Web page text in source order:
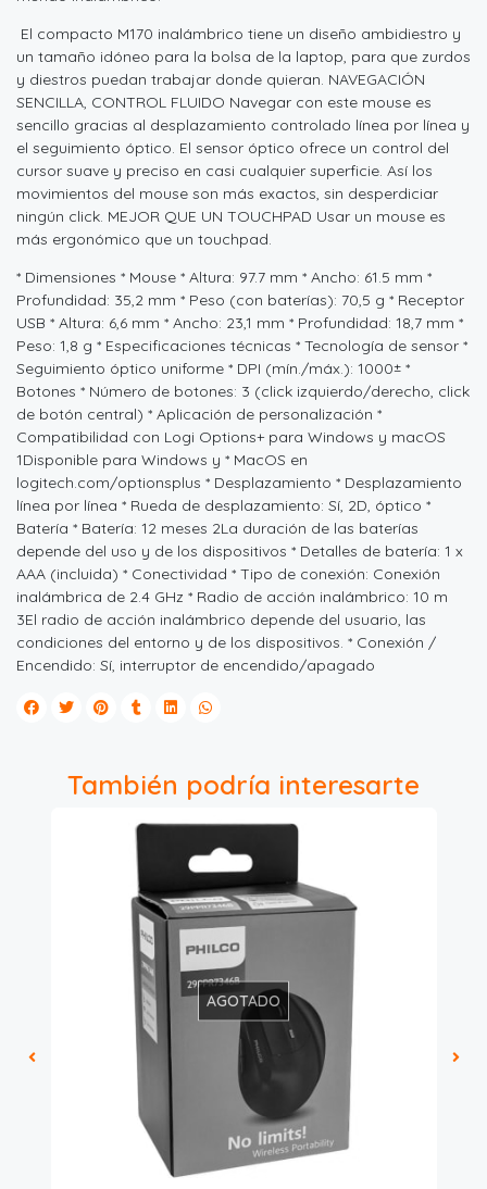
El compacto M170 inalámbrico tiene un diseño ambidiestro y
un tamaño idóneo para la bolsa de la laptop, para que zurdos
y diestros puedan trabajar donde quieran. NAVEGACIÓN
SENCILLA, CONTROL FLUIDO Navegar con este mouse es
sencillo gracias al desplazamiento controlado línea por línea y
el seguimiento óptico. El sensor óptico ofrece un control del
cursor suave y preciso en casi cualquier superficie. Así los
movimientos del mouse son más exactos, sin desperdiciar
ningún click. MEJOR QUE UN TOUCHPAD Usar un mouse es
más ergonómico que un touchpad.
* Dimensiones * Mouse * Altura: 97.7 mm * Ancho: 61.5 mm *
Profundidad: 35,2 mm * Peso (con baterías): 70,5 g * Receptor
USB * Altura: 6,6 mm * Ancho: 23,1 mm * Profundidad: 18,7 mm *
Peso: 1,8 g * Especificaciones técnicas * Tecnología de sensor *
Seguimiento óptico uniforme * DPI (mín./máx.): 1000± *
Botones * Número de botones: 3 (click izquierdo/derecho, click
de botón central) * Aplicación de personalización *
Compatibilidad con Logi Options+ para Windows y macOS
1Disponible para Windows y * MacOS en
logitech.com/optionsplus * Desplazamiento * Desplazamiento
línea por línea * Rueda de desplazamiento: Sí, 2D, óptico *
Batería * Batería: 12 meses 2La duración de las baterías
depende del uso y de los dispositivos * Detalles de batería: 1 x
AAA (incluida) * Conectividad * Tipo de conexión: Conexión
inalámbrica de 2.4 GHz * Radio de acción inalámbrico: 10 m
3El radio de acción inalámbrico depende del usuario, las
condiciones del entorno y de los dispositivos. * Conexión /
Encendido: Sí, interruptor de encendido/apagado
También podría interesarte
AGOTADO